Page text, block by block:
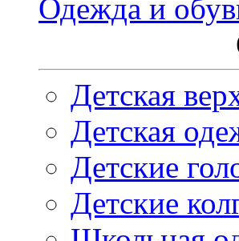
Одежда и
Детская
Детская
Детские
Детские